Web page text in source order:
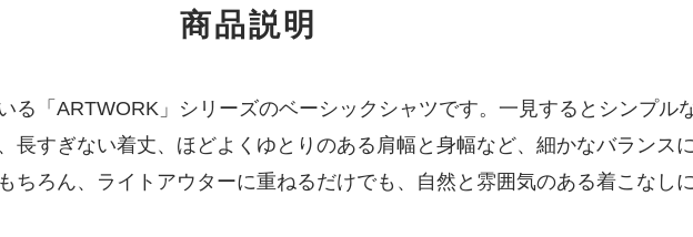
商品説明
「ARTWORK」シリーズのベーシックシャツです。一見するとシンプル
長すぎない着丈、ほどよくゆとりのある肩幅と身幅など、細かなバランス
ちろん、ライトアウターに重ねるだけでも、自然と雰囲気のある着こなし